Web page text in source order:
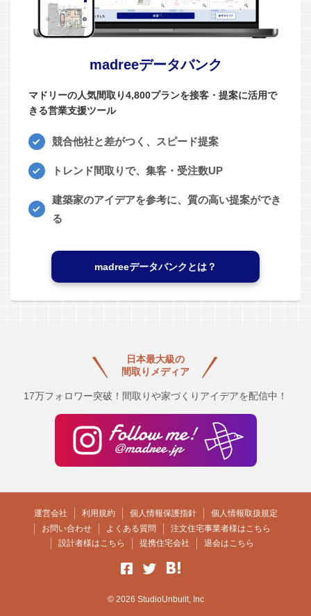
madreeデータバンク
マドリーの人気間取り4,800プランを接客・提案に活用で
きる営業支援ツール
競合他社と差がつく、スピード提案
トレンド間取りで、集客・受注数UP
建築家のアイデアを参考に、質の高い提案ができ
る
madreeデータバンクとは？
日本最大級の
間取りメディア
17万フォロワー突破！間取りや家づくりアイデアを配信中！
運営会社 利用規約 個人情報保護指針
個人情報取扱規定
お問い合わせ
よくある質問
注文住宅事業者様はこちら
設計者様はこちら
提携住宅会社 退会はこちら
© 2026 StudioUnbuilt, Inc